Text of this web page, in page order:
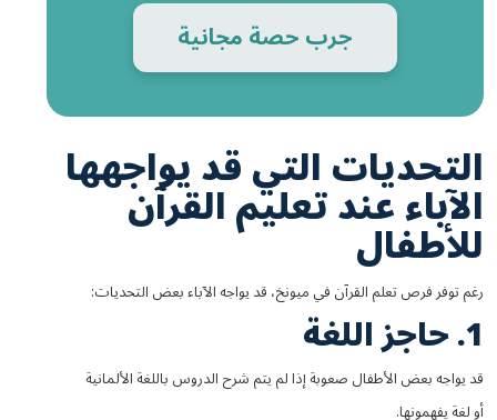
جرب حصة مجانية
التحديات التي قد يواجهها
الآباء عند تعليم القرآن
للأطفال
رغم توفر فرص تعلم القرآن في ميونخ، قد يواجه الآباء بعض التحديات:
1. حاجز اللغة
قد يواجه بعض الأطفال صعوبة إذا لم يتم شرح الدروس باللغة الألمانية
أو لغة يفهمونها.